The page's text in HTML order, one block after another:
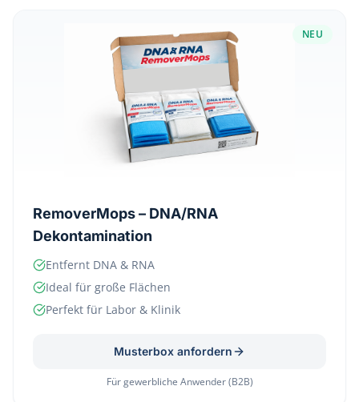
NEU
RemoverMops – DNA/RNA
Dekontamination
Entfernt DNA & RNA
Ideal für große Flächen
Perfekt für Labor & Klinik
Musterbox anfordern
Für gewerbliche Anwender (B2B)